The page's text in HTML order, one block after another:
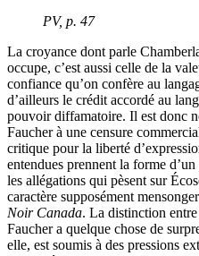
PV, p. 47
La croyance dont parle
occupe, c’est aussi celle de la
confiance qu’on confère au
d’ailleurs le crédit accordé au
pouvoir diffamatoire. Il est donc
Faucher à une censure
critique pour la liberté
entendues prennent la forme
les allégations qui pèsent sur
caractère supposément
Noir Canada. La distinction
Faucher a quelque chose de
elle, est soumis à des pressions